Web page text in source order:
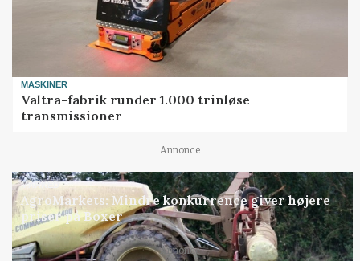
MASKINER
Valtra-fabrik runder 1.000 trinløse
transmissioner
Annonce
MARKED
AgroMarkets: Mindre konkurrence giver højere
priser på Boxer
Annonce